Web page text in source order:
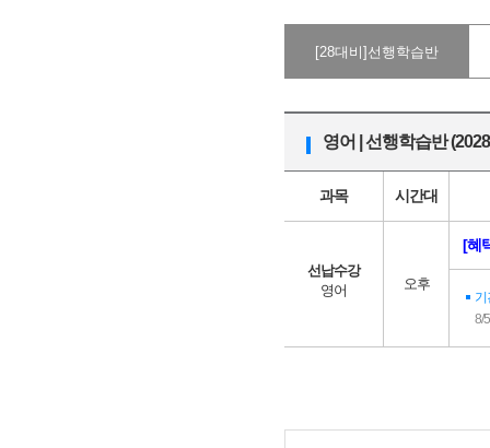
[28대비]선행학습반
영어 | 선행학습반
과목 시간대
선납수강
영어
오후
[혜
기
8/